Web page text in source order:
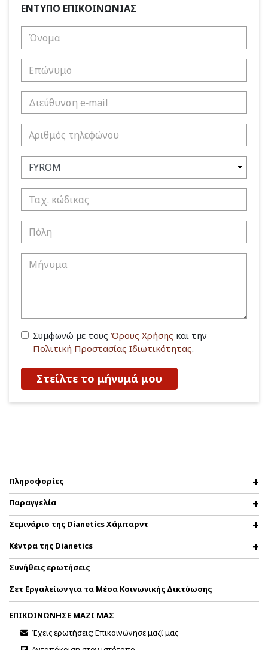
ΕΝΤΥΠΟ ΕΠΙΚΟΙΝΩΝΙΑΣ
Συμφωνώ με τους Όρους Χρήσης και την
Πολιτική Προστασίας Ιδιωτικότητας.
Στείλτε το μήνυμά μου
Πληροφορίες
Παραγγελία
Σεμινάριο της Dianetics Χάμπαρντ
Κέντρα της Dianetics
Συνήθεις ερωτήσεις
Σετ Εργαλείων για τα Μέσα Κοινωνικής Δικτύωσης
ΕΠΙΚΟΙΝΩΝΗΣΕ ΜΑΖΙ ΜΑΣ
Έχεις ερωτήσεις; Επικοινώνησε μαζί μας